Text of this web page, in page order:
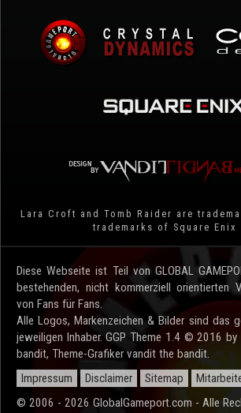
Lara Croft and Tomb Raider are
trademarks of Square Enix
Diese Webseite ist Teil von GLOBAL
bestehenden, nicht kommerziell orientierten
von Fans für Fans.
Alle Logos, Markenzeichen & Bilder sind das
jeweiligen Inhaber. GGP Theme 1.4 © 2016
bandit, Theme-Grafiker vandit the bandit.
Impressum
Disclaimer Sitemap
© 2006 - 2026 GlobalGameport.com - Alle